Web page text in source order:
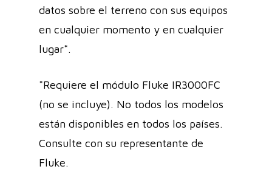
datos sobre el terreno con sus equipos
en cualquier momento y en cualquier
lugar*.
*Requiere el módulo Fluke IR3000FC
(no se incluye). No todos los modelos
están disponibles en todos los países.
Consulte con su representante de
Fluke.